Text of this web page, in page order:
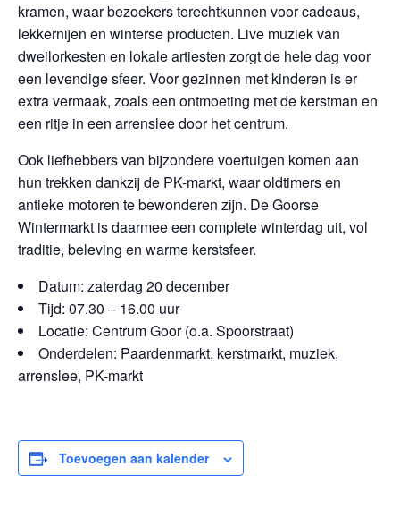
kramen, waar bezoekers terechtkunnen voor cadeaus,
lekkernijen en winterse producten. Live muziek van
dweilorkesten en lokale artiesten zorgt de hele dag voor
een levendige sfeer. Voor gezinnen met kinderen is er
extra vermaak, zoals een ontmoeting met de kerstman en
een ritje in een arrenslee door het centrum.
Ook liefhebbers van bijzondere voertuigen komen aan
hun trekken dankzij de PK-markt, waar oldtimers en
antieke motoren te bewonderen zijn. De Goorse
Wintermarkt is daarmee een complete winterdag uit, vol
traditie, beleving en warme kerstsfeer.
Datum: zaterdag 20 december
Tijd: 07.30 – 16.00 uur
Locatie: Centrum Goor (o.a. Spoorstraat)
Onderdelen: Paardenmarkt, kerstmarkt, muziek,
arrenslee, PK-markt
Toevoegen aan kalender